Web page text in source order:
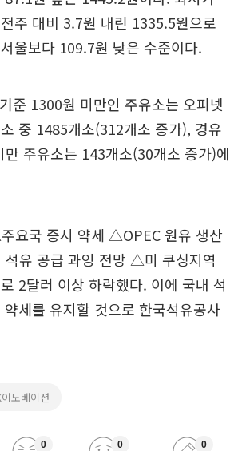
주 대비 3.7원 내린 1335.5원으로
울보다 109.7원 낮은 수준이다.
준 1300원 미만인 주유소는 오피넷
중 1485개소(312개소 증가), 경유
주유소는 143개소(30개소 증가)에
요국 증시 약세 △OPEC 원유 생산
유 공급 과잉 전망 △미 쿠싱지역
2달러 이상 하락했다. 이에 국내 석
세를 유지할 것으로 한국석유공사
노베이션
0 0 0